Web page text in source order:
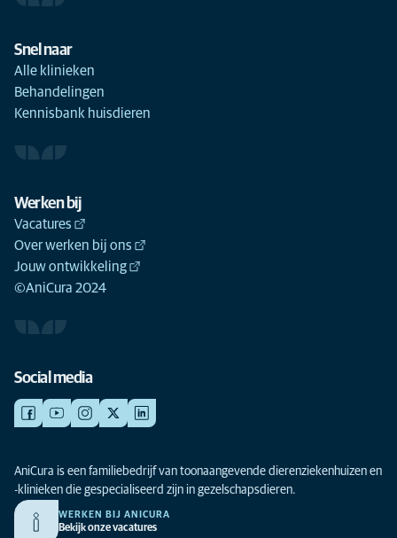
Snel naar
Alle klinieken
Behandelingen
Kennisbank huisdieren
Werken bij
Vacatures
Over werken bij ons
Jouw ontwikkeling
©AniCura 2024
Social media
AniCura is een familiebedrijf van toonaangevende dierenziekenhuizen en
-klinieken die gespecialiseerd zijn in gezelschapsdieren.
WERKEN BIJ ANICURA
Bekijk onze vacatures